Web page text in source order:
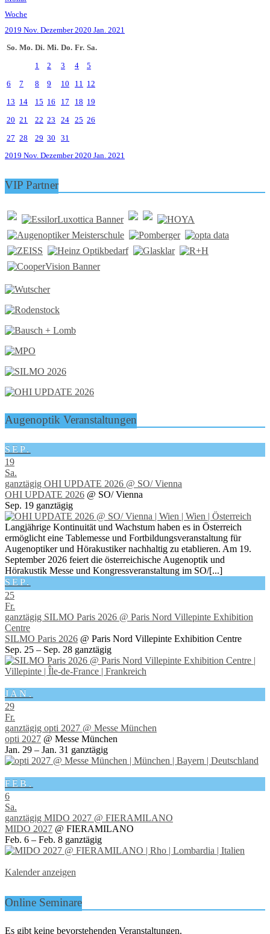
Woche
2019 Nov. Dezember 2020 Jan. 2021
So. Mo. Di. Mi. Do. Fr. Sa.
1
2 3 4
5
6
7 8 9 10 11
12
13 14 15 16 17 18 19
20 21 22 23 24 25 26
27 28 29 30
31
2019 Nov. Dezember 2020 Jan. 2021
VIP Partner
Augenoptik Veranstaltungen
SEP.
19
Sa.
ganztägig OHI UPDATE 2026 @ SO/ Vienna
OHI UPDATE 2026 @ SO/ Vienna
Sep. 19 ganztägig
Langjährige Kontinuität und Wachstum haben es in Österreich
ermöglicht eine Tablemesse und Fortbildungsveranstaltung für
Augenoptiker und Hörakustiker nachhaltig zu etablieren. Am 19.
September 2026 feiert die österreichische Augenoptik und
Hörakustik Messe und Kongressveranstaltung im SO/[...]
SEP.
25
Fr.
ganztägig SILMO Paris 2026 @ Paris Nord Villepinte Exhibition
Centre
SILMO Paris 2026 @ Paris Nord Villepinte Exhibition Centre
Sep. 25 – Sep. 28 ganztägig
JAN.
29
Fr.
ganztägig opti 2027 @ Messe München
opti 2027 @ Messe München
Jan. 29 – Jan. 31 ganztägig
FEB.
6
Sa.
ganztägig MIDO 2027 @ FIERAMILANO
MIDO 2027 @ FIERAMILANO
Feb. 6 – Feb. 8 ganztägig
Kalender anzeigen
Online Seminare
Es gibt keine bevorstehenden Veranstaltungen.